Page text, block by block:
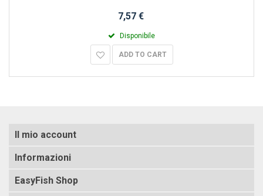
7,57 €
Disponibile
ADD TO CART
Il mio account
Informazioni
EasyFish Shop